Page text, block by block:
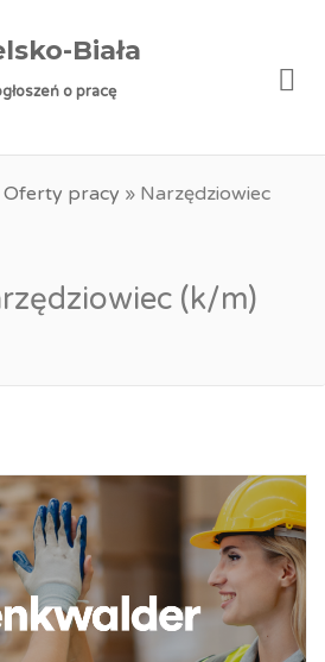
Biała
o pracę
Oferty pracy » Narzędziowiec
(k/m)